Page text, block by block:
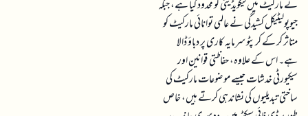
نے مارکیٹ میں لیکویڈیٹی کو محدود کیا ہے، جبکہ
جیوپولیٹیکل کشیدگی نے عالمی توانائی مارکیٹ کو
متاثر کر کے کرپٹو سرمایہ کاری پر دباؤ ڈالا
ہے۔ اس کے علاوہ، حفاظتی قوانین اور
سیکیورٹی خدشات جیسے موضوعات مارکیٹ کی
ساختی تبدیلیوں کی نشاندہی کرتے ہیں، خاص